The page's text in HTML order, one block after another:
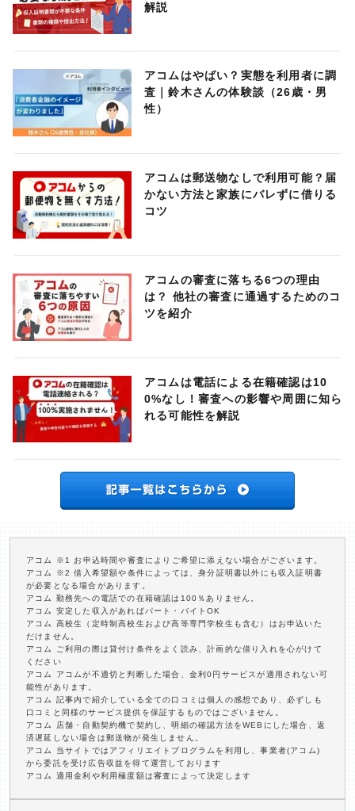
解説
アコムはやばい？実態を利用者に調
査｜鈴木さんの体験談（26歳・男
性）
アコムは郵送物なしで利用可能？届
かない方法と家族にバレずに借りる
コツ
アコムの審査に落ちる6つの理由
は？ 他社の審査に通過するためのコ
ツを紹介
アコムは電話による在籍確認は10
0%なし！審査への影響や周囲に知ら
れる可能性を解説
アコム ※1 お申込時間や審査によりご希望に添えない場合がございます。
アコム ※2 借入希望額や条件によっては、身分証明書以外にも収入証明書
が必要となる場合があります。
アコム 勤務先への電話での在籍確認は100％ありません。
アコム 安定した収入があればパート・バイトOK
アコム 高校生（定時制高校生および高等専門学校生も含む）はお申込いた
だけません。
アコム ご利用の際は貸付け条件をよく読み、計画的な借り入れを心がけて
ください
アコム アコムが不適切と判断した場合、金利0円サービスが適用されない可
能性があります。
アコム 記事内で紹介している全ての口コミは個人の感想であり、必ずしも
口コミと同様のサービス提供を保証するものではございません。
アコム 店舗・自動契約機で契約し、明細の確認方法をWEBにした場合、返
済遅延しない場合は郵送物が発生しません。
アコム 当サイトではアフィリエイトプログラムを利用し、事業者(アコム)
から委託を受け広告収益を得て運営しております
アコム 適用金利や利用極度額は審査によって決定します